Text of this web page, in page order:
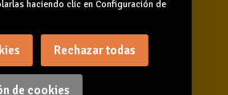
somos
FormaciónAgenda
de denuncias
haciendo clic en Configuración de
de cookies
Rechazar todas